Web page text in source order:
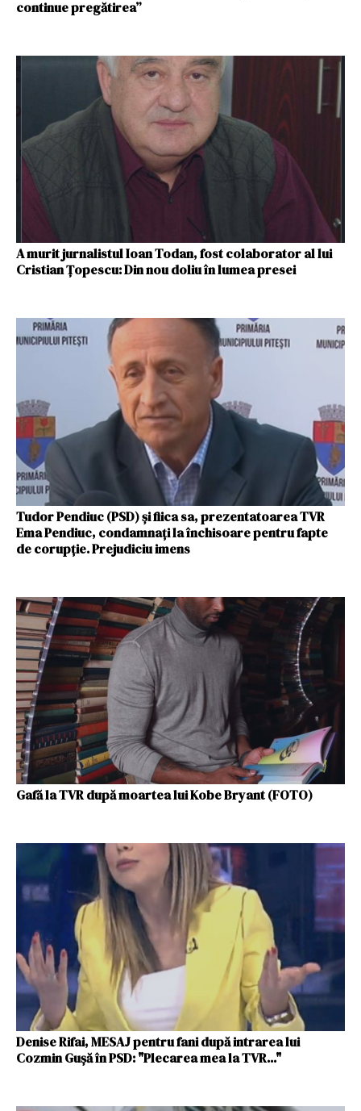
continue pregătirea”
A murit jurnalistul Ioan Todan, fost colaborator al lui
Cristian Țopescu: Din nou doliu în lumea presei
Tudor Pendiuc (PSD) și fiica sa, prezentatoarea TVR
Ema Pendiuc, condamnați la închisoare pentru fapte
de corupție. Prejudiciu imens
Gafă la TVR după moartea lui Kobe Bryant (FOTO)
Denise Rifai, MESAJ pentru fani după intrarea lui
Cozmin Guşă în PSD: "Plecarea mea la TVR..."